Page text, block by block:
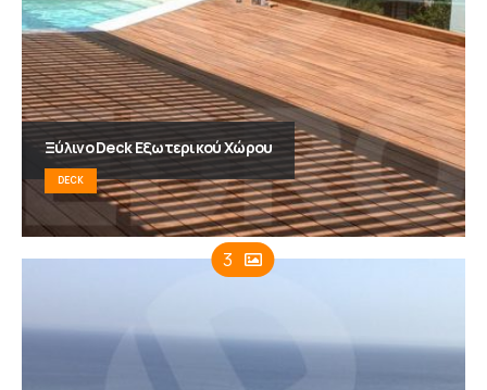
Ξύλινο Deck Εξωτερικού Χώρου
DECK
3